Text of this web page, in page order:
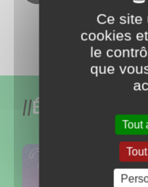
Événements
Ce site
cookies
le
que
Tout